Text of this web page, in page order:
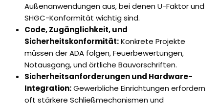
Außenanwendungen aus, bei denen U-Faktor und
SHGC-Konformität wichtig sind.
Code, Zugänglichkeit, und
Sicherheitskonformität:Konkrete Projekte
müssen der ADA folgen, Feuerbewertungen,
Notausgang, und örtliche Bauvorschriften.
Sicherheitsanforderungen und Hardware-
Integration:Gewerbliche Einrichtungen erfordern
oft stärkere Schließmechanismen und